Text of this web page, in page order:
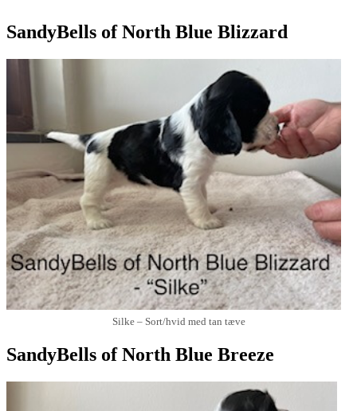
SandyBells of North Blue Blizzard
Silke – Sort/hvid med tan tæve
SandyBells of North Blue Breeze